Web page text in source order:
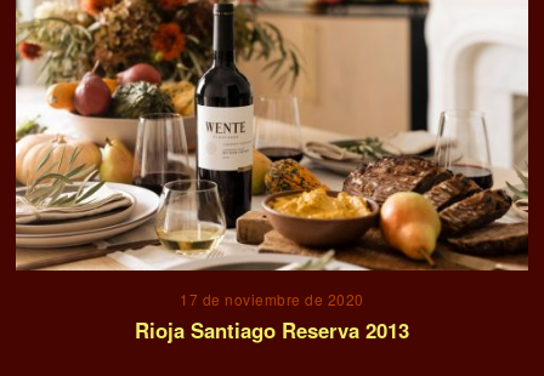
17 de noviembre de 2020
Rioja Santiago Reserva 2013